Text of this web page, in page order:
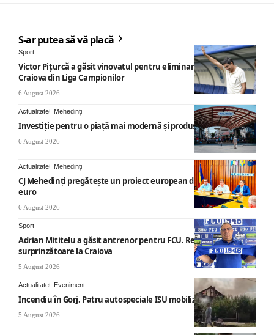
S-ar putea să vă placă
Sport
Victor Pițurcă a găsit vinovatul pentru eliminarea Universității
Craiova din Liga Campionilor
6 August 2026
Actualitate Mehedinți
Investiție pentru o piață mai modernă și produse locale
6 August 2026
Actualitate Mehedinți
CJ Mehedinți pregătește un proiect european de 40 milioane
euro
6 August 2026
Sport
Adrian Mititelu a găsit antrenor pentru FCU. Revenire
surprinzătoare la Craiova
5 August 2026
Actualitate Eveniment
Incendiu în Gorj. Patru autospeciale ISU mobilizate
5 August 2026